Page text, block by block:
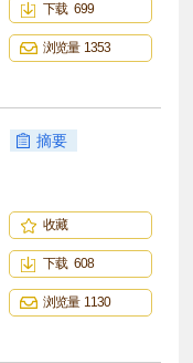
下载 699
浏览量 1353
摘要
收藏
下载 608
浏览量 1130